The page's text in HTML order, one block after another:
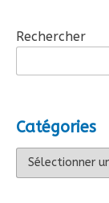
Rechercher
Catégories
Catégories